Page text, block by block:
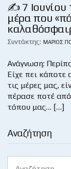
Αναζήτηση
✍ 7 Ιουνίου
μέρα που
Συντάκτης: ΜΆΡΙΟΣ
Ανάγνωση:
Είχε πει κάποτε
τις μέρες μας,
πέρασε ποτέ
τόπου μας… […]